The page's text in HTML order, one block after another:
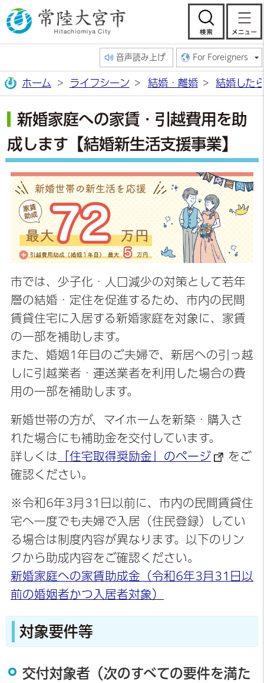
常陸大宮市公
検
音声読み上げ For Foreigners
ホーム ライフシーン 結婚・離婚 結婚した
新婚家庭への家賃・引越費用を助
成します【結婚新生活支援事業】
市では、少子化・人口減少の対策として若年
層の結婚・定住を促進するため、市内の民間
賃貸住宅に入居する新婚家庭を対象に、家賃
の一部を補助します。
また、婚姻1年目のご夫婦で、新居への引っ越
しに引越業者・運送業者を利用した場合の費
用の一部を補助します。
新婚世帯の方が、マイホームを新築・購入さ
れた場合にも補助金を交付しています。
詳しくは
「住宅取得奨励金」のページ
をご
確認ください。
※令和6年3月31日以前に、市内の民間賃貸住
宅へ一度でも夫婦で入居（住民登録）してい
る場合は制度内容が異なります。以下のリン
クから助成内容をご確認ください。
新婚家庭への家賃助成金（令和6年3月31日以
前の婚姻者かつ入居者対象）
対象要件等
交付対象者（次のすべての要件を満た